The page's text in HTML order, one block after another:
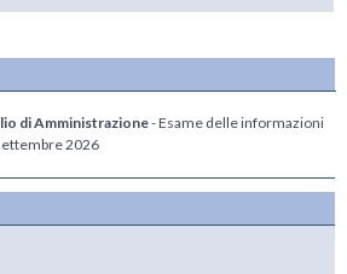
di Amministrazione- Esame delle informazioni
2026